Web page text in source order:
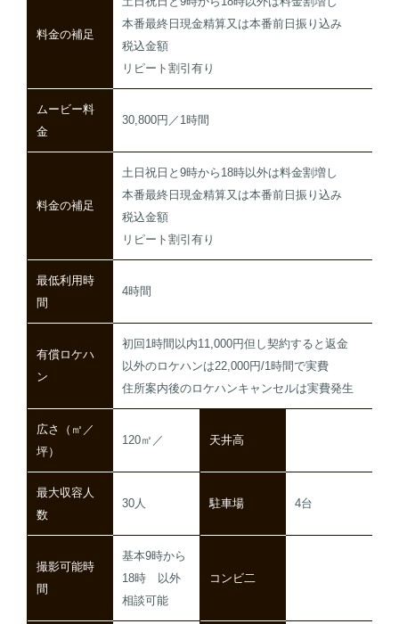
料金の補足
本番最終日現金精算又は本番前日振り込み
税込金額
リピート割引有り
ムービー料
金
30,800円／1時間
料金の補足
土日祝日と9時から18時以外は料金割増し
本番最終日現金精算又は本番前日振り込み
税込金額
リピート割引有り
最低利用時
間
4時間
有償ロケハ
ン
初回1時間以内11,000円但し契約すると返金
以外のロケハンは22,000円/1時間で実費
住所案内後のロケハンキャンセルは実費発生
広さ（㎡／
坪）
120㎡／ 天井高
最大収容人
数
30人 駐車場 4台
撮影可能時
間
基本9時から
18時 以外
相談可能
コンビ二